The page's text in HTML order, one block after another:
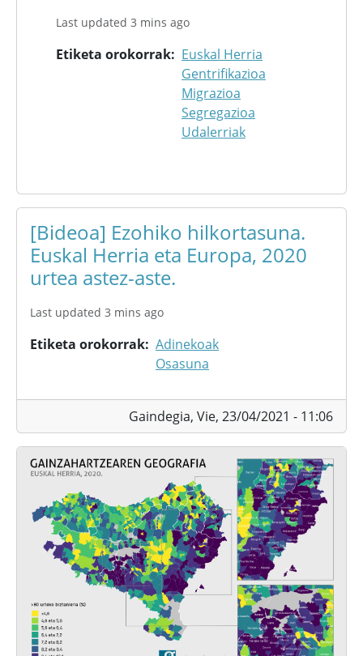
Last updated 3 mins ago
Etiketa orokorrak
Euskal Herria
Gentrifikazioa
Migrazioa
Segregazioa
Udalerriak
[Bideoa] Ezohiko hilkortasuna.
Euskal Herria eta Europa, 2020
urtea astez-aste.
Last updated 3 mins ago
Etiketa orokorrak Adinekoak
Osasuna
Gaindegia, Vie, 23/04/2021 - 11:06